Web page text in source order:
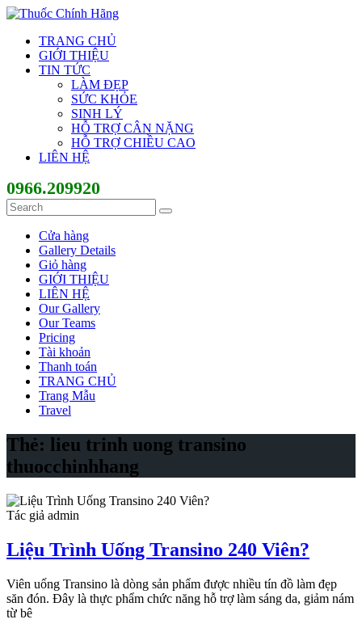
TRANG CHỦ
GIỚI THIỆU
TIN TỨC
LÀM ĐẸP
SỨC KHỎE
SINH LÝ
HỖ TRỢ CÂN NẶNG
HỖ TRỢ CHIỀU CAO
LIÊN HỆ
0966.209920
Cửa hàng
Gallery Details
Giỏ hàng
GIỚI THIỆU
LIÊN HỆ
Our Gallery
Our Teams
Pricing
Tài khoản
Thanh toán
TRANG CHỦ
Trang Mẫu
Travel
Thẻ: lieu trinh uong transino
thuocchinhhang
Tác giả admin
Liệu Trình Uống Transino 240 Viên?
Viên uống Transino là dòng sản phẩm được nhiều tín đồ làm đẹp
săn đón. Đây là thực phẩm chức năng hỗ trợ làm sáng da, giảm nám
từ bê